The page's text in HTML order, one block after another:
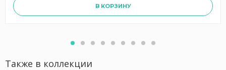
В КОРЗИНУ
Также в коллекции